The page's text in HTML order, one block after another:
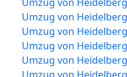
Umzug von
Umzug von
Umzug von
Umzug von
Umzug von